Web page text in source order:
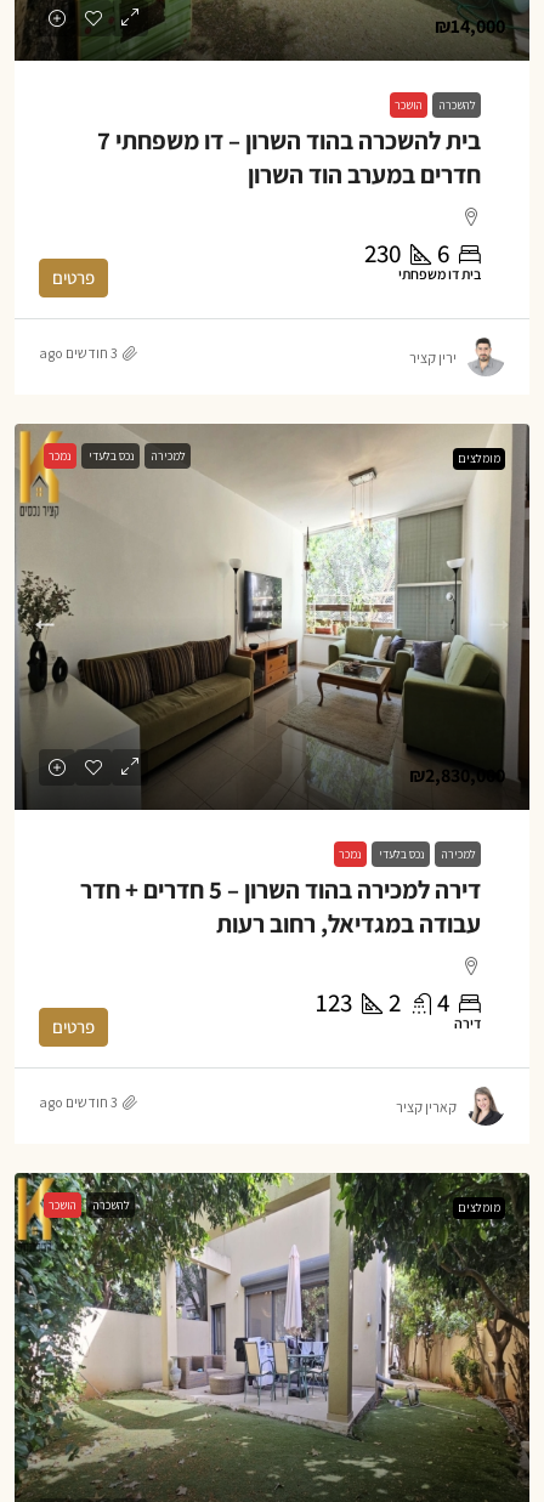
₪14,000
להשכרה הושכר
בית להשכרה בהוד השרון – דו משפחתי 7
חדרים במערב הוד השרון
6
230
בית דו משפחתי פרטים
ירין קציר 3 חודשים ago
מומלצים למכירה נכס בלעדי נמכר
₪2,830,000
למכירה נכס בלעדי נמכר
דירה למכירה בהוד השרון – 5 חדרים + חדר
עבודה במגדיאל, רחוב רעות
4
2
123
דירה פרטים
קארין קציר 3 חודשים ago
מומלצים להשכרה הושכר